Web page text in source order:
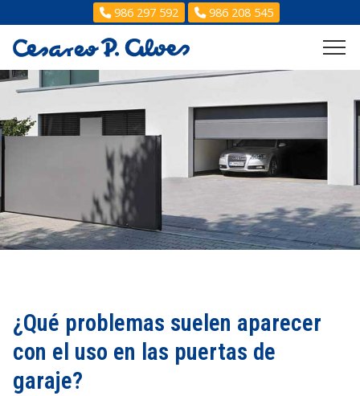
986 297 592 986 208 545
¿Qué problemas suelen aparecer
con el uso en las puertas de
garaje?